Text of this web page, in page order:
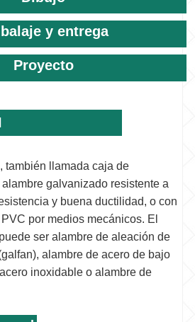
y entrega
Proyecto
también llamada caja de
galvanizado resistente a
y buena ductilidad, o con
por medios mecánicos. El
ser alambre de aleación de
alambre de acero de bajo
inoxidable o alambre de